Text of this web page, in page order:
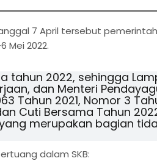
7 April tersebut
Mei 2022.
tahun 2022, sehingga
dan Menteri
Tahun 2021, Nomor 3
Cuti Bersama Tahun
merupakan bagian
dalam SKB: